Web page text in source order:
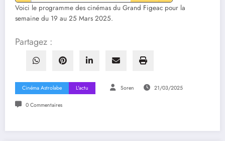
Voici le programme des cinémas du Grand Figeac pour la
semaine du 19 au 25 Mars 2025.
Partagez :
Cinéma Astrolabe L'actu Soren 21/03/2025
0 Commentaires